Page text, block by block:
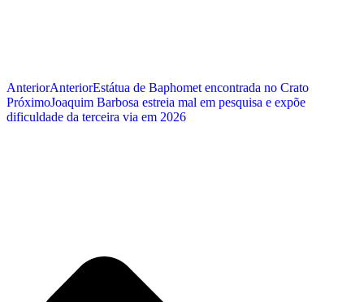
AnteriorAnteriorEstátua de Baphomet encontrada no Crato
PróximoJoaquim Barbosa estreia mal em pesquisa e expõe
dificuldade da terceira via em 2026